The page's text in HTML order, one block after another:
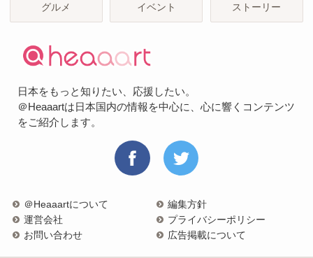
グルメ イベント ストーリー
日本をもっと知りたい、応援したい。
＠Heaaartは日本国内の情報を中心に、心に響くコンテンツ
をご紹介します。
＠Heaaartについて
編集方針
運営会社
プライバシーポリシー
お問い合わせ
広告掲載について